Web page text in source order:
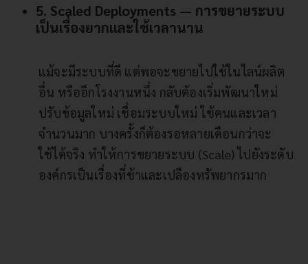
5. Scaled Deployments — การขยายระบบ
เป็นเรื่องยากและใช้เวลานาน
แม้จะมีระบบที่ดี แต่พอจะขยายไปใช้ในไลน์ผลิต
อื่น หรืออีกโรงงานหนึ่ง กลับต้องเริ่มพัฒนาใหม่
ปรับข้อมูลใหม่ เชื่อมระบบใหม่ ใช้คนและเวลา
จำนวนมาก บางครั้งก็ต้องรอหลายเดือนกว่าจะ
ใช้ได้จริง ทำให้การขยายระบบ (Scale) ไปยังระดับ
องค์กรเป็นเรื่องที่ช้าและเปลืองทรัพยากรมาก